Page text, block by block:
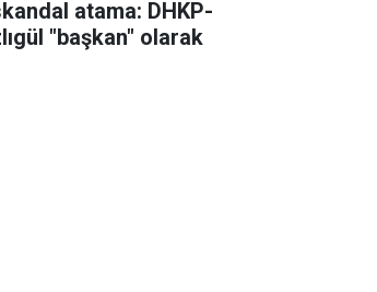
atama: DHKP-
"başkan" olarak